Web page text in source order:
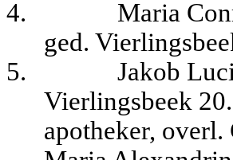
4.
Maria
ged.
5.
Jakob
Vierlingsbeek
apotheker, overl.